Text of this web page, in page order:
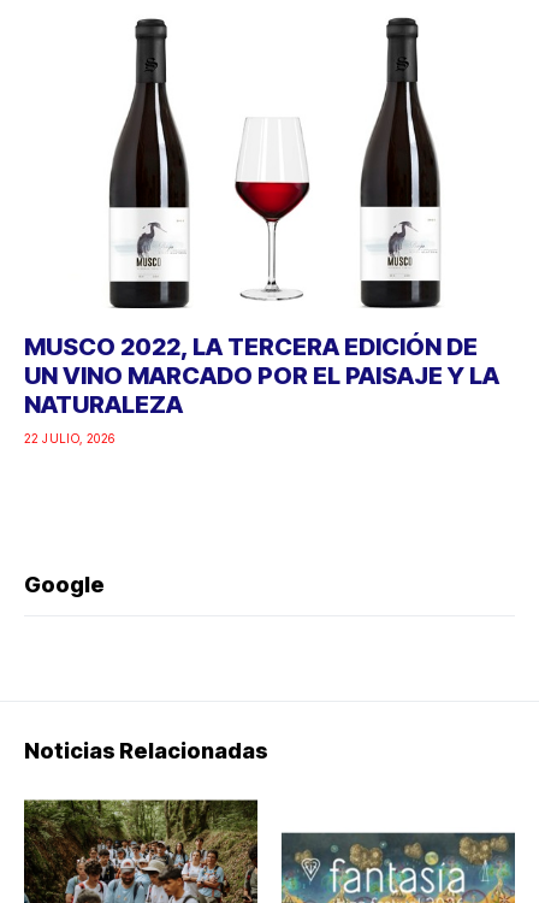
MUSCO 2022, LA TERCERA EDICIÓN DE
UN VINO MARCADO POR EL PAISAJE Y LA
NATURALEZA
22 JULIO, 2026
Google
Noticias Relacionadas